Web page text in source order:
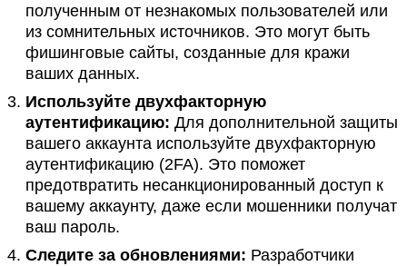
полученным от незнакомых пользователей или
из сомнительных источников. Это могут быть
фишинговые сайты, созданные для кражи
ваших данных.
Используйте двухфакторную
аутентификацию: Для дополнительной защиты
вашего аккаунта используйте двухфакторную
аутентификацию (2FA). Это поможет
предотвратить несанкционированный доступ к
вашему аккаунту, даже если мошенники получат
ваш пароль.
Следите за обновлениями: Разработчики